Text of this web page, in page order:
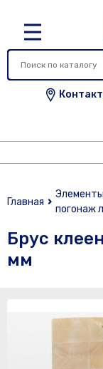
Главная
погонаж
Брус
мм